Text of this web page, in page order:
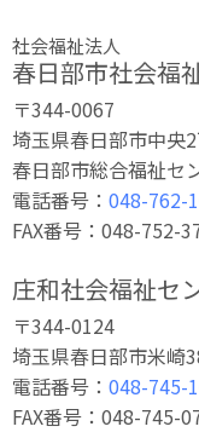
社会福祉法人
春日部市社会福
〒344-0067
埼玉県春日部市中央
春日部市総合福祉セ
電話番号： 048-762-
FAX番号：048-752-
庄和社会福祉セ
〒344-0124
埼玉県春日部市米崎
電話番号： 048-745-
FAX番号：048-745-